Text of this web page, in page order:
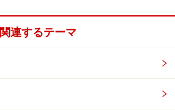
関連するテーマ